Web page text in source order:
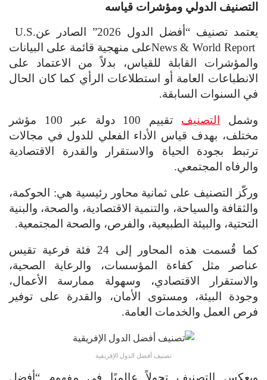
التصنيف الدولي ومؤشرات قياسه
يعتمد تصنيف “أفضل الدول 2026” الصادر عن
U.S.
News & World Reportعلى منهجية قائمة على البيانات
والمؤشرات القابلة للقياس، بدلاً من الاعتماد على
الانطباعات العامة أو استطلاعات الرأي كما كان الحال
في السنوات السابقة.
وشمل التصنيف
تقييم 100 دولة عبر 100 مؤشر
مختلف، بهدف قياس الأداء الفعلي للدول في مجالات
ترتبط بجودة الحياة والاستقرار والقدرة الاقتصادية
والرفاه المجتمعي.
وركّز التصنيف على ثمانية محاور رئيسية هي: الحوكمة،
والثقافة والسياحة، والتنمية الاقتصادية، والصحة، والبنية
التحتية، والبيئة الطبيعية، والفرص، والصحة المجتمعية.
كما قُسمت هذه المحاور إلى 24 فئة فرعية تقيس
عناصر مثل كفاءة المؤسسات، والرعاية الصحية،
والاستقرار الاقتصادي، وسهولة ممارسة الأعمال،
وجودة البيئة، ومستوى الأمان، والقدرة على توفير
فرص العمل والخدمات العامة.
تصنيف أفضل الدول الإفريقية
ويعكس التصنيف تحولاً عالميًا في مفهوم “أفضل